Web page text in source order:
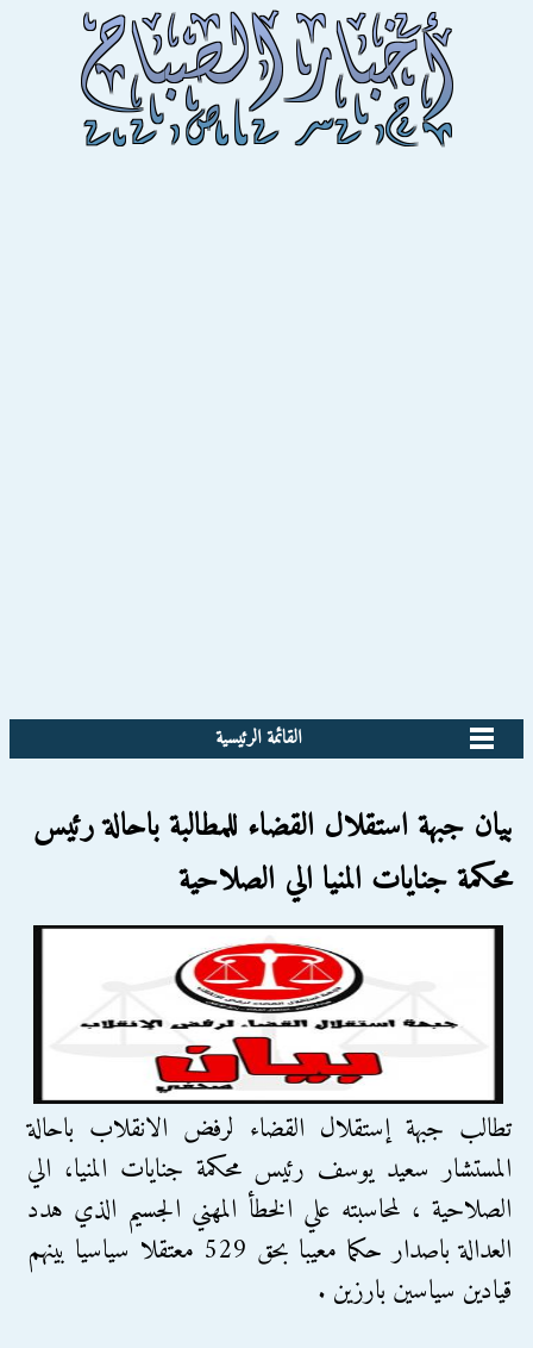
القائمة الرئيسية
بيان جبهة استقلال القضاء للمطالبة باحالة رئيس
محكمة جنايات المنيا الي الصلاحية
تطالب جبهة إستقلال القضاء لرفض الانقلاب باحالة
المستشار سعيد يوسف رئيس محكمة جنايات المنيا، الي
الصلاحية ، لمحاسبته علي الخطأ المهني الجسيم الذي هدد
العدالة باصدار حكما معيبا بحق 529 معتقلا سياسيا بينهم
قيادين سياسين بارزين .